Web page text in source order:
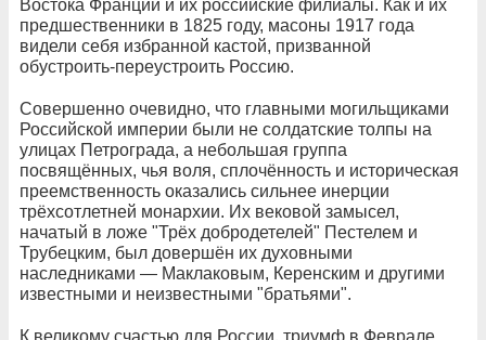
Востока Франции и их российские филиалы. Как и их
предшественники в 1825 году, масоны 1917 года
видели себя избранной кастой, призванной
обустроить-переустроить Россию.
Совершенно очевидно, что главными могильщиками
Российской империи были не солдатские толпы на
улицах Петрограда, а небольшая группа
посвящённых, чья воля, сплочённость и историческая
преемственность оказались сильнее инерции
трёхсотлетней монархии. Их вековой замысел,
начатый в ложе "Трёх добродетелей" Пестелем и
Трубецким, был довершён их духовными
наследниками — Маклаковым, Керенским и другими
известными и неизвестными "братьями".
К великому счастью для России, триумф в Феврале